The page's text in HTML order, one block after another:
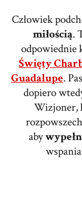
Człowiek
miłością.
odpowiednie
Święty
Guadalupe.
dopiero
Wizjoner,
aby